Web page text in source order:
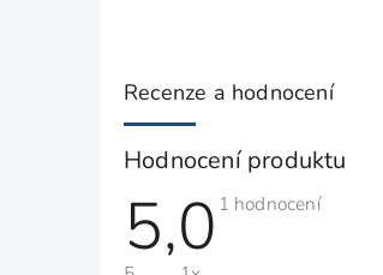
Recenze a hodnocení
Hodnocení produktu
5,0 Průměrné
1 hodnocení